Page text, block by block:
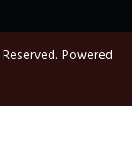
Powered